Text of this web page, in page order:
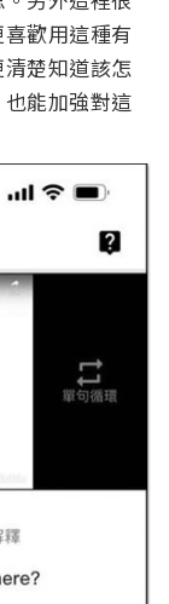
歡用這種有
楚知道該怎
能加強對這